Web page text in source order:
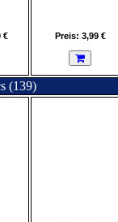
€ Preis: 3,99 €
(139)